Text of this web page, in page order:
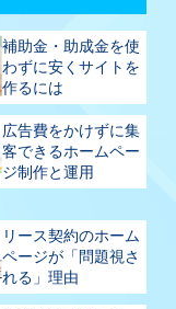
補助金・助成金を使
わずに安くサイトを
作るには
広告費をかけずに集
客できるホームペー
ジ制作と運用
リース契約のホーム
ページが「問題視さ
れる」理由